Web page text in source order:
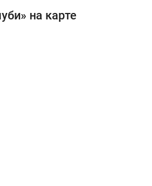
перспективный проект от ГК
на карте